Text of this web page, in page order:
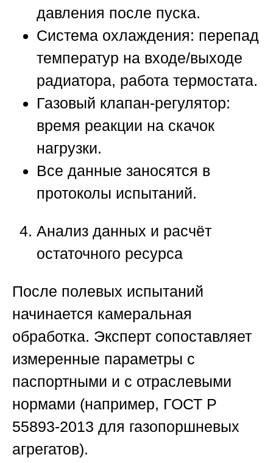
давления после пуска.
Система охлаждения: перепад
температур на входе/выходе
радиатора, работа термостата.
Газовый клапан-регулятор:
время реакции на скачок
нагрузки.
Все данные заносятся в
протоколы испытаний.
Анализ данных и расчёт
остаточного ресурса
После полевых испытаний
начинается камеральная
обработка. Эксперт сопоставляет
измеренные параметры с
паспортными и с отраслевыми
нормами (например, ГОСТ Р
55893-2013 для газопоршневых
агрегатов).